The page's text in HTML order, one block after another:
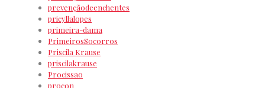
prevençãodeenchentes
pricyllalopes
primeira-dama
PrimeirosSocorros
Priscila Krause
priscilakrause
Procissao
procon